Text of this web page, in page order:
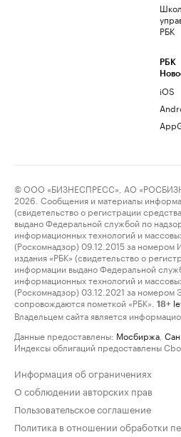
РБК
РБК
iOS
© ООО «БИЗНЕСПРЕСС», АО
2026. Сообщения и материалы
(свидетельство о регистрации
выдано Федеральной службой по
информационных технологий и
(Роскомнадзор) 09.12.2015 за
издания «РБК» (свидетельство о
информации выдано Федеральной
информационных технологий и
(Роскомнадзор) 03.12.2021 за
сопровождаются пометкой «РБК».
18+
Владельцем сайта является
Данные предоставлены: Мосбиржа
Индексы облигаций предоставлены
Информация об ограничениях
О соблюдении авторских прав
Пользовательское соглашение
Политика в отношении обработки